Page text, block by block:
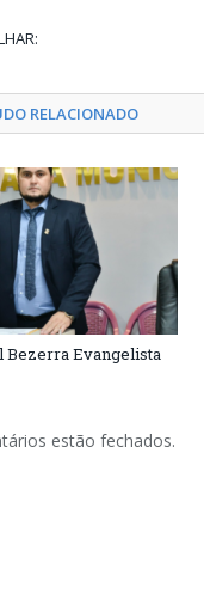
RELACIONADO
Bezerra Evangelista
estão fechados.